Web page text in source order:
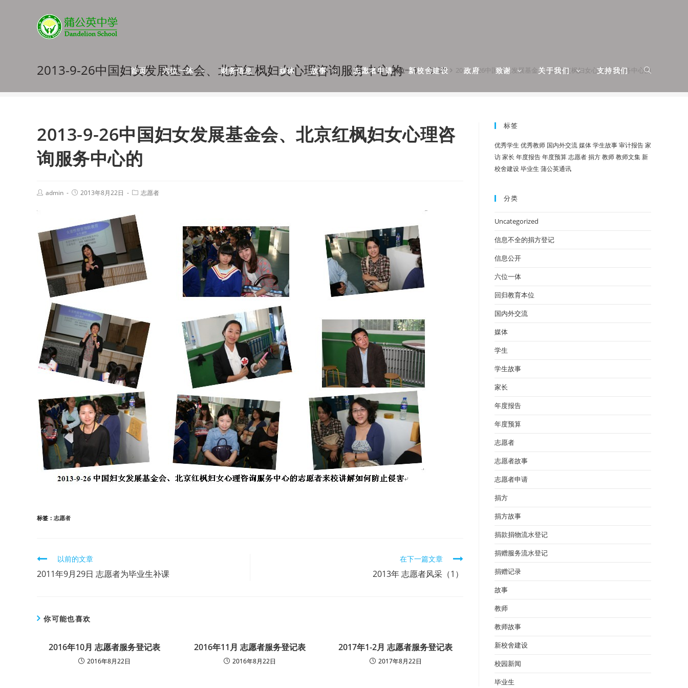
首页 六位一体 财务信息 媒体 故事 志愿者申请 新校舍建设 政府 致谢 关于我们 支持我们
2013-9-26中国妇女发展基金会、北京红枫妇女心理咨询服务中心的六位一体 志愿者 2013-9-26中国妇女发展基金会、北京红枫妇女心理咨询服务中心的
2013-9-26中国妇女发展基金会、北京红枫妇女心理咨
询服务中心的
admin 2013年8月22日 志愿者
标签： 志愿者
继
续
以前的文章
2011年9月29日 志愿者为毕业生补课
在下一篇文章
2013年 志愿者风采（1）
你可能也喜欢
2016年10月 志愿者服务登记表
2016年8月22日
2016年11月 志愿者服务登记表
2016年8月22日
2017年1-2月 志愿者服务登记表
2017年8月22日
标签
优秀学生 优秀教师 国内外交流媒体学生故事审计报告家
访家长 年度报告年度预算志愿者捐方教师教师文集新
校舍建设毕业生 蒲公英通讯
分类
Uncategorized
信息不全的捐方登记
信息公开
六位一体
回归教育本位
国内外交流
媒体
学生
学生故事
家长
年度报告
年度预算
志愿者
志愿者故事
志愿者申请
捐方
捐方故事
捐款捐物流水登记
捐赠服务流水登记
捐赠记录
故事
教师
教师故事
新校舍建设
校园新闻
毕业生